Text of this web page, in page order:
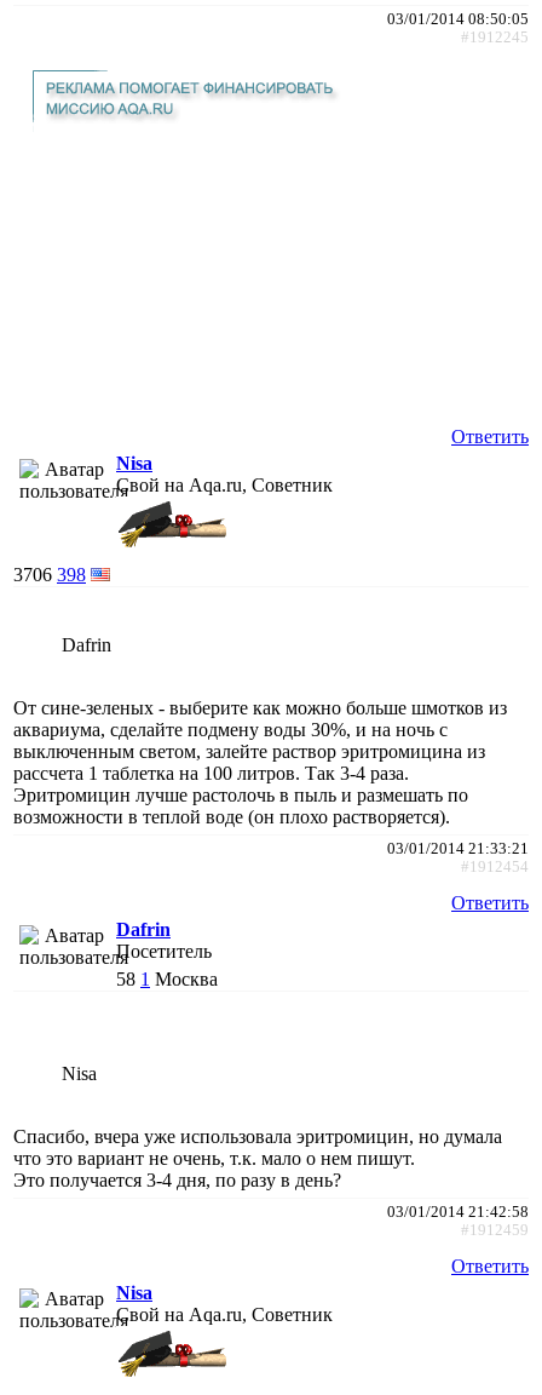
03/01/2014 08:50:05
#1912245
Ответить
Nisa
Свой на Aqa.ru, Советник
3706 398
Dafrin
От сине-зеленых - выберите как можно больше шмотков из
аквариума, сделайте подмену воды 30%, и на ночь с
выключенным светом, залейте раствор эритромицина из
рассчета 1 таблетка на 100 литров. Так 3-4 раза.
Эритромицин лучше растолочь в пыль и размешать по
возможности в теплой воде (он плохо растворяется).
03/01/2014 21:33:21
#1912454
Ответить
Dafrin
Посетитель
58 1 Москва
Nisa
Спасибо, вчера уже использовала эритромицин, но думала
что это вариант не очень, т.к. мало о нем пишут.
Это получается 3-4 дня, по разу в день?
03/01/2014 21:42:58
#1912459
Ответить
Nisa
Свой на Aqa.ru, Советник